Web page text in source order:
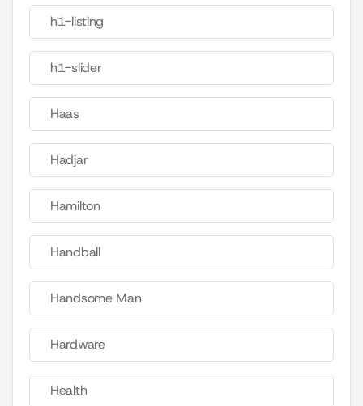
h1-listing
h1-slider
Haas
Hadjar
Hamilton
Handball
Handsome Man
Hardware
Health